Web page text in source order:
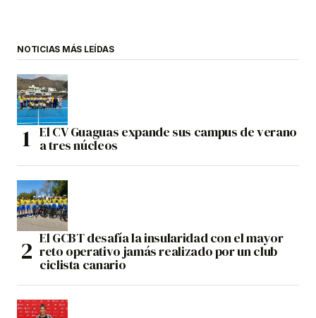
NOTICIAS MÁS LEÍDAS
El CV Guaguas expande sus campus de verano
a tres núcleos
El GCBT desafía la insularidad con el mayor
reto operativo jamás realizado por un club
ciclista canario